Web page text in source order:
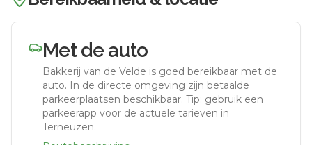
Met de auto
Bakkerij van de Velde is goed bereikbaar met de
auto. In de directe omgeving zijn betaalde
parkeerplaatsen beschikbaar. Tip: gebruik een
parkeerapp voor de actuele tarieven in
Terneuzen.